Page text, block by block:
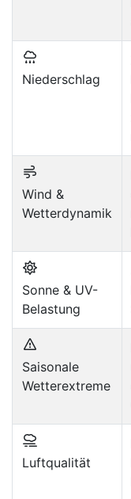
Niederschlag
Wind &
Wetterdynamik
Sonne & UV-
Belastung
Saisonale
Wetterextreme
Luftqualität